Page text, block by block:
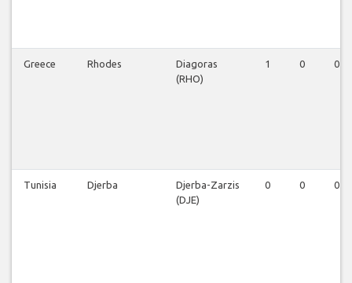
Greece Rhodes
Diagoras
(RHO)
1 0 0
Tunisia Djerba
Djerba-Zarzis
(DJE)
0 0 0